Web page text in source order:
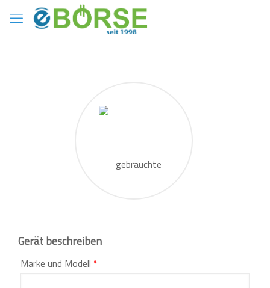
Gerät beschreiben
Marke und Modell *